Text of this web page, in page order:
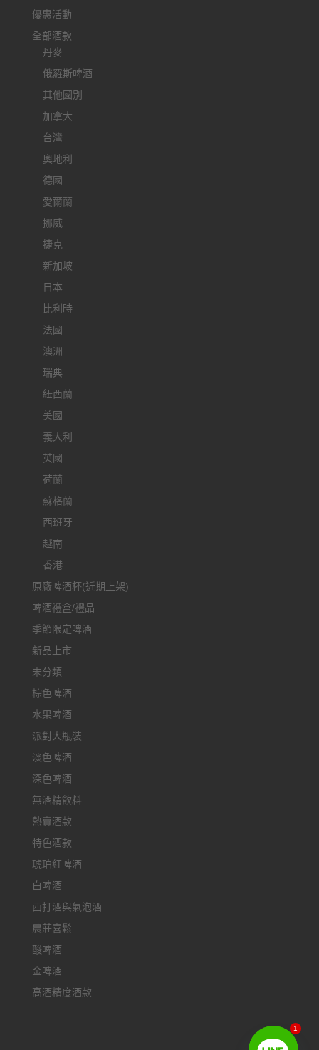
優惠活動
全部酒款
丹麥
俄羅斯啤酒
其他國別
加拿大
台灣
奧地利
德國
愛爾蘭
挪威
捷克
新加坡
日本
比利時
法國
澳洲
瑞典
紐西蘭
美國
義大利
英國
荷蘭
蘇格蘭
西班牙
越南
香港
原廠啤酒杯(近期上架)
啤酒禮盒/禮品
季節限定啤酒
新品上市
未分類
棕色啤酒
水果啤酒
派對大瓶裝
淡色啤酒
深色啤酒
無酒精飲料
熱賣酒款
特色酒款
琥珀紅啤酒
白啤酒
西打酒與氣泡酒
農莊喜鬆
酸啤酒
金啤酒
高酒精度酒款
1